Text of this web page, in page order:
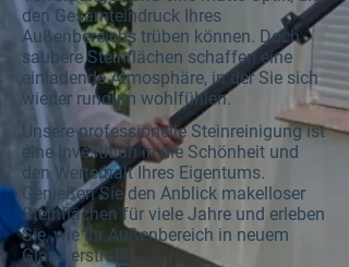
den Gesamteindruck Ihres
Außenbereichs trüben können. Doch
saubere Steinflächen schaffen eine
einladende Atmosphäre, in der Sie sich
wieder rundum wohlfühlen.
Unsere professionelle Steinreinigung ist
eine Investition in die Schönheit und
den Werterhalt Ihres Eigentums.
Genießen Sie den Anblick makelloser
Steinflächen für viele Jahre und erleben
Sie, wie Ihr Außenbereich in neuem
Glanz erstrahlt.